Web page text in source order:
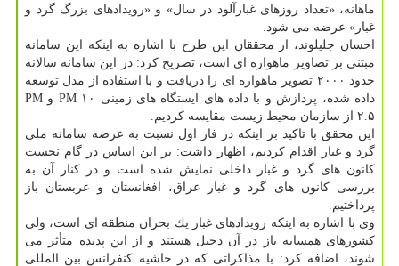
ماهانه، «تعداد روزهای غبارآلود در سال» و «رویدادهای بزرگ گرد و
غبار» عرضه می شود.
احسان جلیلوند، از محققان این طرح با اشاره به اینكه این سامانه
مبتنی بر تصاویر ماهواره ای است، تصریح كرد: در این سامانه سالانه
حدود ۲۰۰۰ تصویر ماهواره ای را دریافت و با استفاده از مدل توسعه
داده شده، پردازش و با داده های ایستگاه های زمینی PM ۱۰ و PM
۲.۵ از سازمان محیط زیست مقایسه كردیم.
این محقق با تاكید بر اینكه در فاز اول نسبت به عرضه سامانه ملی
گرد و غبار اقدام كردیم، اظهار داشت: بر این اساس در گام نخست
كانون های گرد و غبار داخلی نمایش شده است و در كنار آن به
بررسی كانون های گرد و غبار عراق، افغانستان و عربستان باز
پرداختیم.
وی با اشاره به اینكه رویدادهای غبار یك بحران منطقه ای است، ولی
كشورهای همسایه باز در آن دخیل هستند و از این پدیده متأثر می
شوند، اضافه كرد: با مذاكراتی كه در حاشیه كنفرانس بین المللی